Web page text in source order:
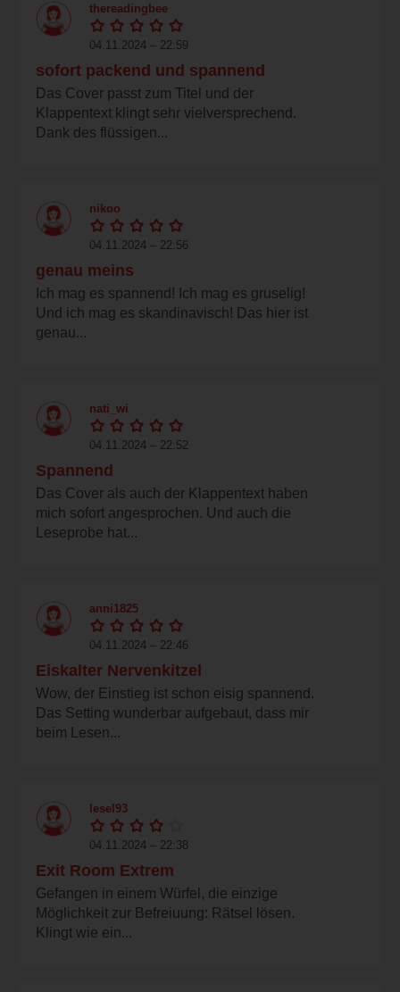
thereadingbee
04.11.2024 – 22:59
sofort packend und spannend
Das Cover passt zum Titel und der
Klappentext klingt sehr vielversprechend.
Dank des flüssigen...
nikoo
04.11.2024 – 22:56
genau meins
Ich mag es spannend! Ich mag es gruselig!
Und ich mag es skandinavisch! Das hier ist
genau...
nati_wi
04.11.2024 – 22:52
Spannend
Das Cover als auch der Klappentext haben
mich sofort angesprochen. Und auch die
Leseprobe hat...
anni1825
04.11.2024 – 22:46
Eiskalter Nervenkitzel
Wow, der Einstieg ist schon eisig spannend.
Das Setting wunderbar aufgebaut, dass mir
beim Lesen...
lesel93
04.11.2024 – 22:38
Exit Room Extrem
Gefangen in einem Würfel, die einzige
Möglichkeit zur Befreiuung: Rätsel lösen.
Klingt wie ein...